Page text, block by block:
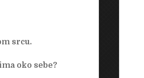
srcu.
oko sebe?